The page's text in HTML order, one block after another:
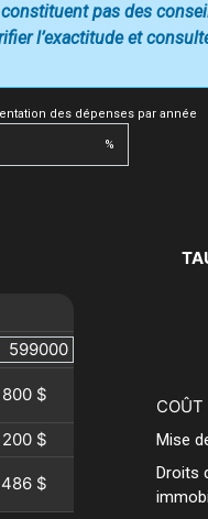
des dépenses par année
%
pas des
l’exactitude et
800 $
$
$
COÛT
Mise
Droits